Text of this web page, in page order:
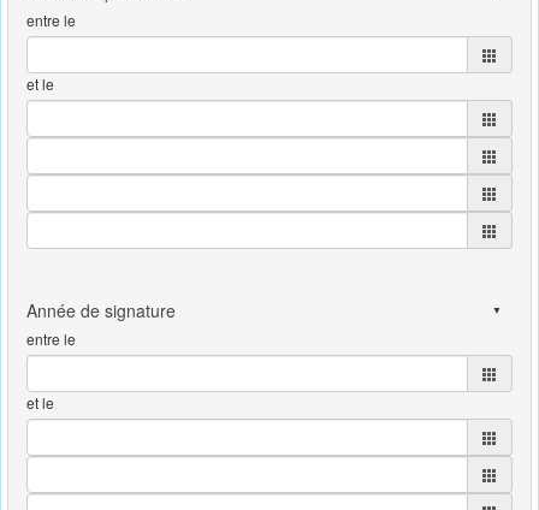
entre le
et le
entre le
et le